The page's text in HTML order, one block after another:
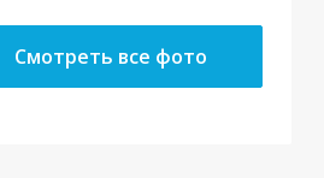
Смотреть все фото